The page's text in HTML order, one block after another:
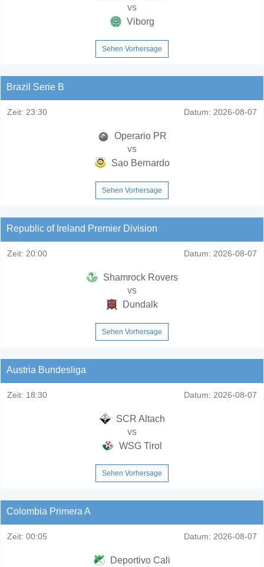
vs
Viborg
Sehen Vorhersage
Brazil Serie B
Zeit: 23:30 Datum: 2026-08-07
Operario PR
vs
Sao Bernardo
Sehen Vorhersage
Republic of Ireland Premier Division
Zeit: 20:00 Datum: 2026-08-07
Shamrock Rovers
vs
Dundalk
Sehen Vorhersage
Austria Bundesliga
Zeit: 18:30 Datum: 2026-08-07
SCR Altach
vs
WSG Tirol
Sehen Vorhersage
Colombia Primera A
Zeit: 00:05 Datum: 2026-08-07
Deportivo Cali